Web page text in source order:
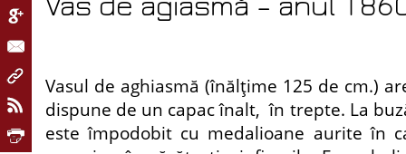
Vas de agiasmă – anul
Vasul de aghiasmă (înălţime 125 de cm.)
dispune de un capac înalt, în trepte. La
este împodobit cu medalioane aurite în